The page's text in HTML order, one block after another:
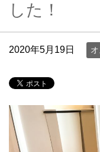
した！
2020年5月19日